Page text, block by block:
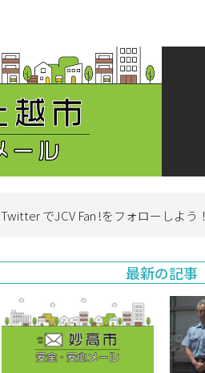
Twitter でJCV Fan !をフォローしよう！
最新の記事